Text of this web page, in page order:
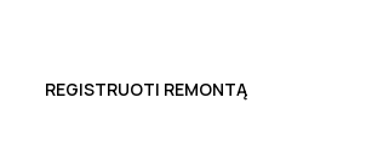
REGISTRUOTI REMONTĄ